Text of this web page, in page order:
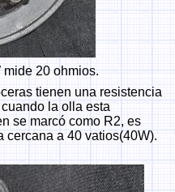
20 ohmios.
tienen una resistencia
la olla esta
se marcó como R2, es
cercana a 40 vatios(40W).